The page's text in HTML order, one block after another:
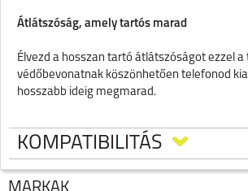
Átlátszóság, amely tartós marad
Élvezd a hosszan tartó átlátszóságot ezzel a
védőbevonatnak köszönhetően telefonod
hosszabb ideig megmarad.
KOMPATIBILITÁS
MÁRKÁK